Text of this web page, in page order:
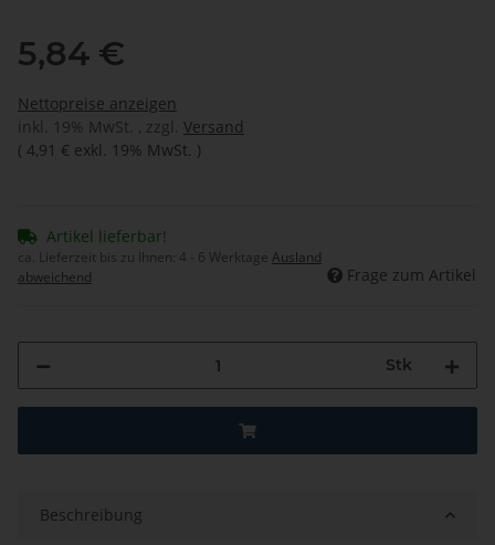
5,84 €
Nettopreise anzeigen
inkl. 19% MwSt. , zzgl. Versand
( 4,91 € exkl. 19% MwSt. )
Artikel lieferbar!
ca. Lieferzeit bis zu Ihnen: 4 - 6 Werktage Ausland
abweichend
Frage zum Artikel
Stk
Beschreibung